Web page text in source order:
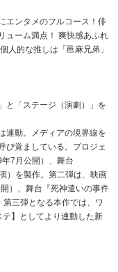
エンタメのフルコース！俳
ューム満点！ 爽快感あふれ
人的な推しは「邑麻兄弟」
と「ステージ（演劇）」を
連動。メディアの境界線を
び覚ましている。プロジェ
7月公開）、舞台
）を製作。第二弾は、映画
）、舞台『死神遣いの事件
三弾となる本作では、ワ
】としてより連動した新